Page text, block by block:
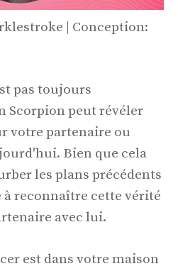
| Conception:
pas toujours
Scorpion peut révéler
votre partenaire ou
Bien que cela
les plans précédents
à reconnaître cette vérité
avec lui.
est dans votre maison